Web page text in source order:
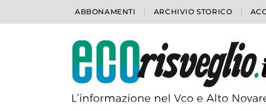
ABBONAMENTI ARCHIVIO STORICO